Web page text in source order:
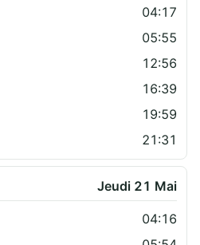
04:17
05:55
12:56
16:39
19:59
21:31
Jeudi 21 Mai
04:16